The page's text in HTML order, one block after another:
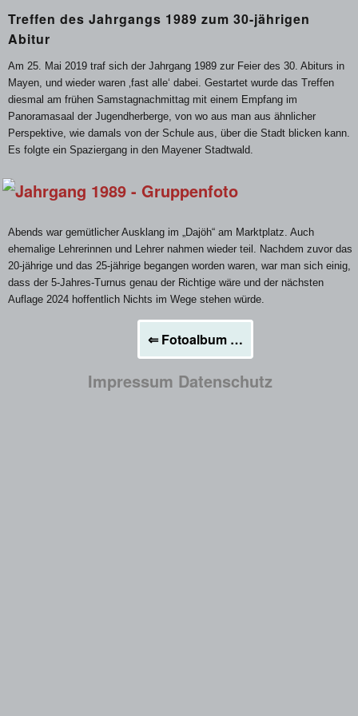
Treffen des Jahrgangs 1989 zum 30-jährigen
Abitur
Am 25. Mai 2019 traf sich der Jahrgang 1989 zur Feier des 30. Abiturs in
Mayen, und wieder waren ‚fast alle‘ dabei. Gestartet wurde das Treffen
diesmal am frühen Samstagnachmittag mit einem Empfang im
Panoramasaal der Jugendherberge, von wo aus man aus ähnlicher
Perspektive, wie damals von der Schule aus, über die Stadt blicken kann.
Es folgte ein Spaziergang in den Mayener Stadtwald.
Abends war gemütlicher Ausklang im „Dajöh“ am Marktplatz. Auch
ehemalige Lehrerinnen und Lehrer nahmen wieder teil. Nachdem zuvor das
20-jährige und das 25-jährige begangen worden waren, war man sich einig,
dass der 5-Jahres-Turnus genau der Richtige wäre und der nächsten
Auflage 2024 hoffentlich Nichts im Wege stehen würde.
⇐Fotoalbum …
Impressum Datenschutz